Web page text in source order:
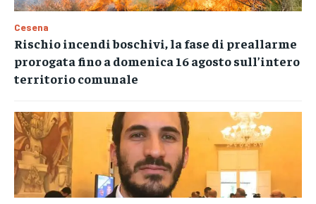
Cesena
Rischio incendi boschivi, la fase di preallarme
prorogata fino a domenica 16 agosto sull’intero
territorio comunale